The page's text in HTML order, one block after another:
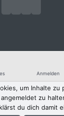
Anmelden
um Inhalte zu
zu
du dich damit